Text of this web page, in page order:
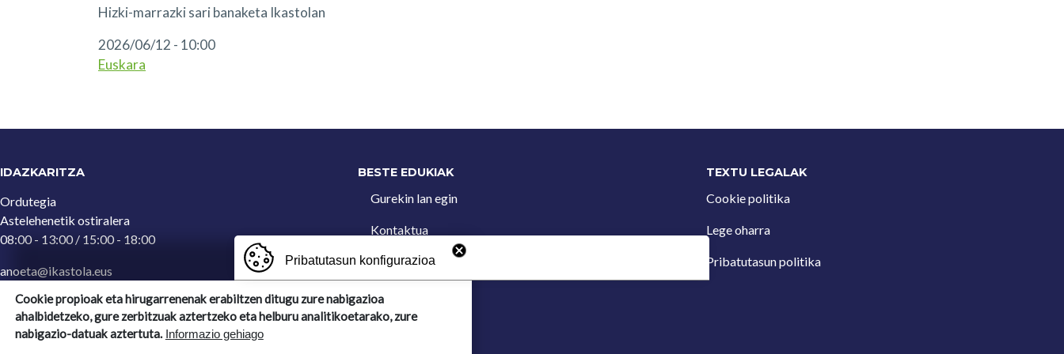
Hizki-marrazki sari banaketa Ikastolan
2026/06/12 - 10:00
Euskara
IDAZKARITZA
Ordutegia
Astelehenetik ostiralera
08:00 - 13:00 / 15:00 - 18:00
anoeta@ikastola.eus
Ergoien, 5
20270, Anoeta, Gipuzkoa
BESTE EDUKIAK
Gurekin lan egin
Kontaktua
Iradokizun postontzia
TEXTU LEGALAK
Cookie politika
Lege oharra
Pribatutasun politika
Pribatutasun konfigurazioa
Cookie propioak eta hirugarrenenak erabiltzen ditugu zure nabigazioa
ahalbidetzeko, gure zerbitzuak aztertzeko eta helburu analitikoetarako, zure
nabigazio-datuak aztertuta. Informazio gehiago